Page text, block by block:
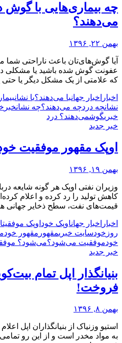
چه بیماری‌هایی با گوش
می‌دهند؟
بهمن ۲۲, ۱۳۹۶
آیا گوش‌های‌تان باعث ناراحتی
عفونت گوش شده باشید یا مشکلی
که علامتی از یک مشکل دیگر یا
اخبار اخبار جهانبا می‌دهند؟با نشان
نشانچه دردچه می‌دهند؟چه نشانخبر
خبریگوشمی‌دهند؟ درد
خبر جدید
اوپک مقهور موفقیت
بهمن ۱۹, ۱۳۹۶
وزیران نفتی اوپک هر گونه شایعه
کاهش تولید را رد کرده و اعلام
قیمت‌های نفت، سطح ذخایر جهانی
اخبار اخبار جهاناوپک خود اوپک موفقیت
روز خودسایت خبریمقهور مقهور خود
خودموفقیت می‌شود؟می‌شود؟
خبر جدید
بنیانگذار اپل تمام
فروخت!
بهمن ۸, ۱۳۹۶
استیو وزنیاک از بنیانگذاران اپل
به مواد مخدر است و از این رو تمامی